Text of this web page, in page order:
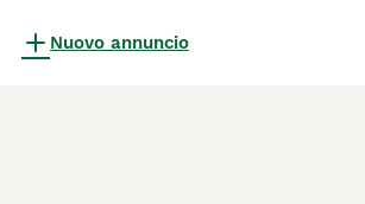
Nuovo annuncio